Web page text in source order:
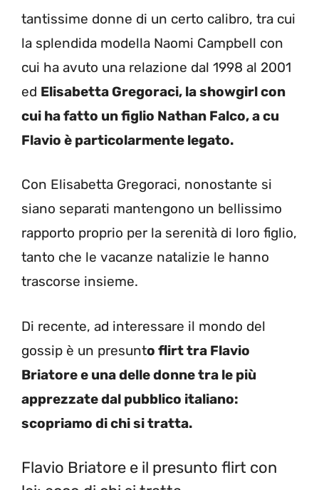
tantissime donne di un certo calibro, tra cui
la splendida modella Naomi Campbell con
cui ha avuto una relazione dal 1998 al 2001
ed Elisabetta Gregoraci, la showgirl con
cui ha fatto un figlio Nathan Falco, a cu
Flavio è particolarmente legato.
Con Elisabetta Gregoraci, nonostante si
siano separati mantengono un bellissimo
rapporto proprio per la serenità di loro figlio,
tanto che le vacanze natalizie le hanno
trascorse insieme.
Di recente, ad interessare il mondo del
gossip è un presunto flirt tra Flavio
Briatore e una delle donne tra le più
apprezzate dal pubblico italiano:
scopriamo di chi si tratta.
Flavio Briatore e il presunto flirt con